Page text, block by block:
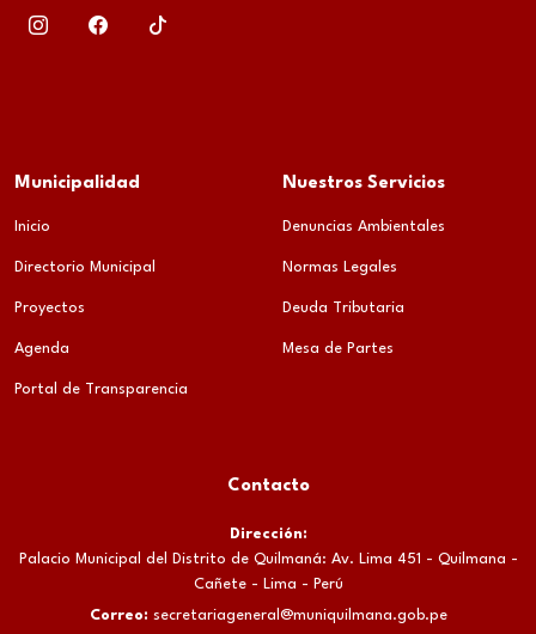
Municipalidad
Inicio
Directorio Municipal
Proyectos
Agenda
Portal de Transparencia
Nuestros Servicios
Denuncias Ambientales
Normas Legales
Deuda Tributaria
Mesa de Partes
Contacto
Dirección:
Palacio Municipal del Distrito de Quilmaná: Av. Lima 451 - Quilmana -
Cañete - Lima - Perú
Correo: secretariageneral@muniquilmana.gob.pe